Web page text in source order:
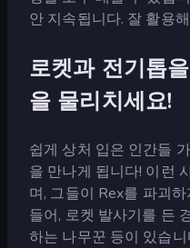
안 지속됩니다. 잘 활용
로켓과 전기톱
을 물리치세요!
쉽게 상처 입은 인간들
을 만나게 됩니다! 이런
며, 그들이 Rex를 파괴
들어, 로켓 발사기를 든
하는 나무꾼 등이 있습니